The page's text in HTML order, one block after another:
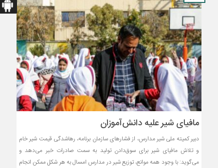
مافیای شیر علیه دانش‌آموزان
دبیر کمیته ملی شیر مدارس، از فشارهای سازمان برنامه، رهاشدگی قیمت شیر خام
و تلاش مافیای شیر برای سوق‌دادن تولید به سمت صادرات خبر می‌دهد و
می‌گوید: با وجود همه موانع، توزیع شیر در مدارس امسال به هر شکل ممکن انجام